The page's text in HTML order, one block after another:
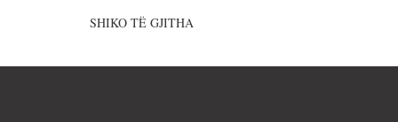
SHIKO TË GJITHA